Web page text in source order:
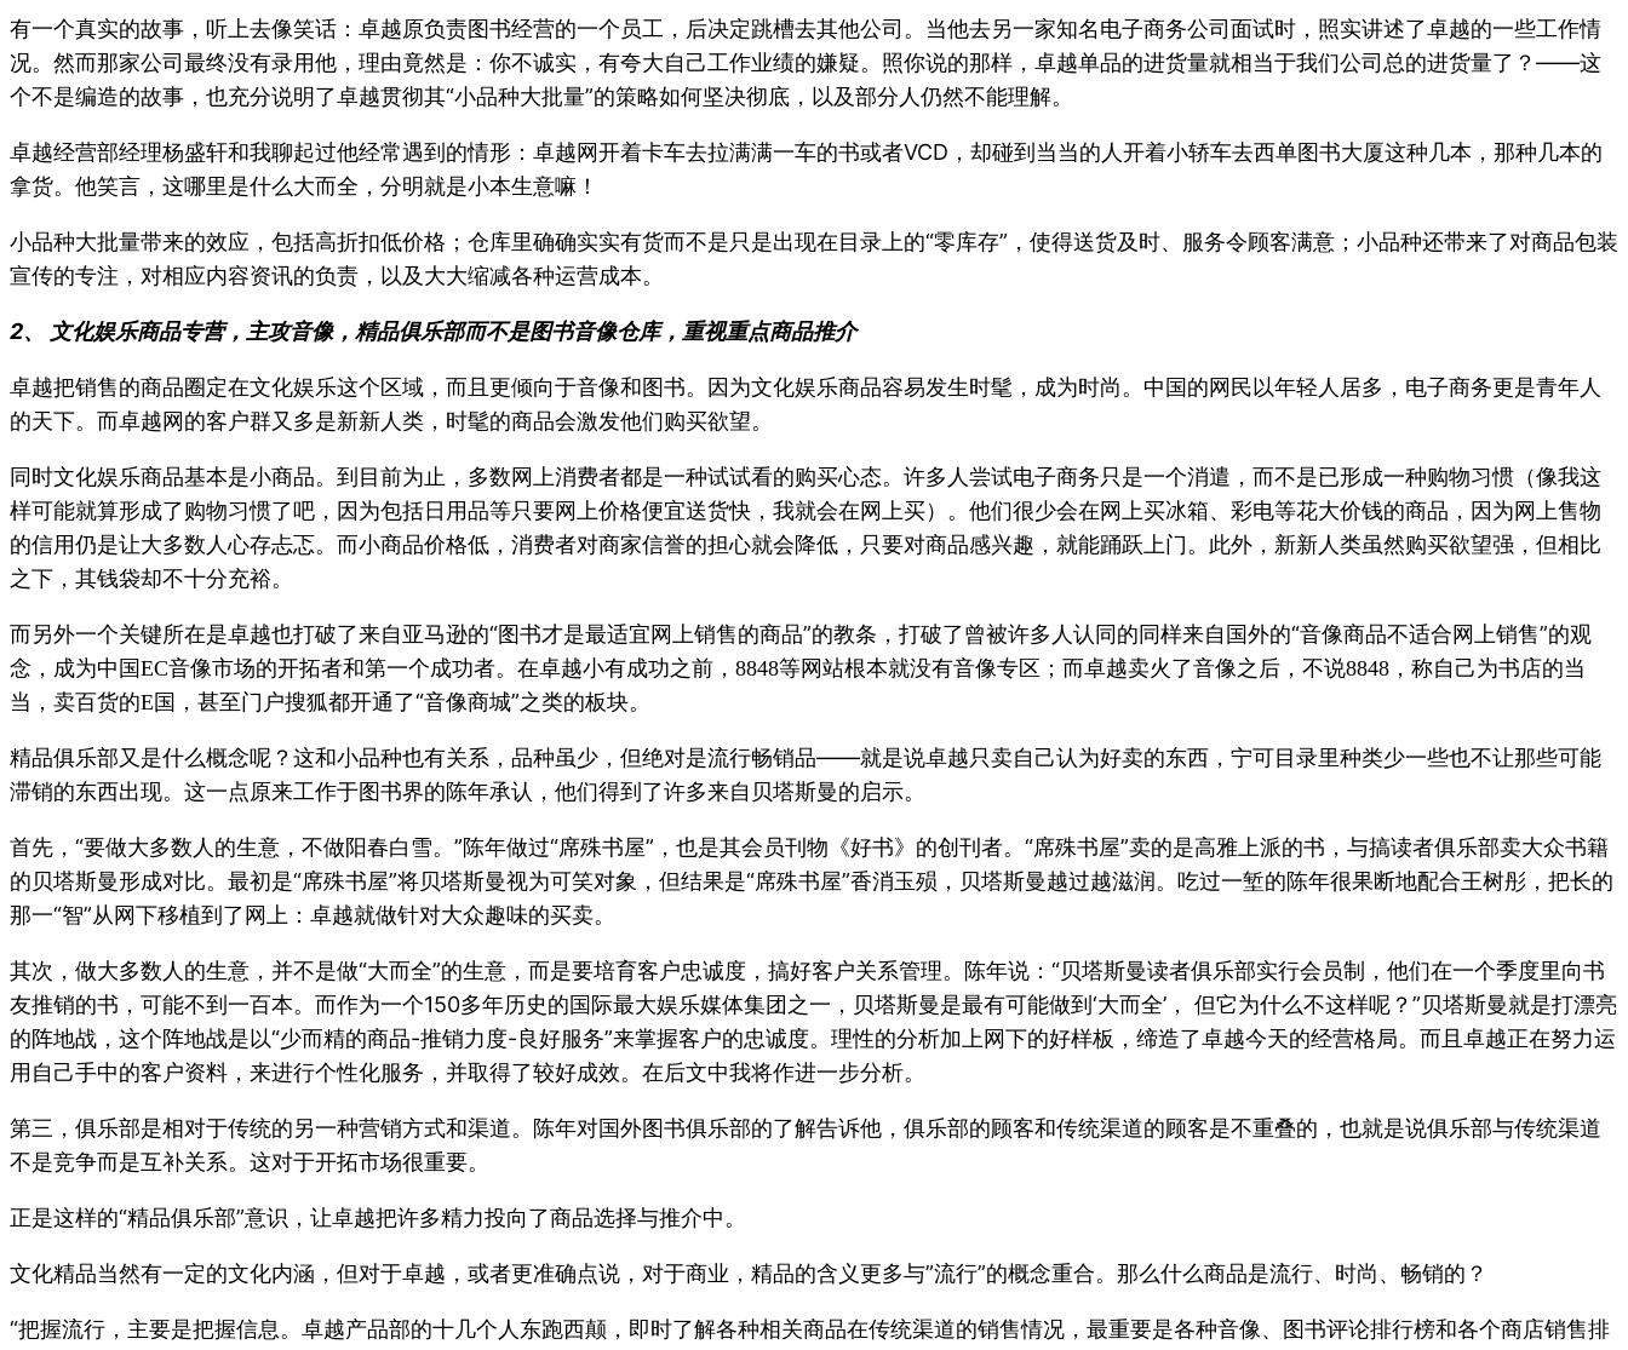
有一个真实的故事，听上去像笑话：卓越原负责图书经营的一个员工，后决定跳槽去其他公司。当他去另一家知名电子商务公司面试时，照实讲述了卓越的一些工作情
况。然而那家公司最终没有录用他，理由竟然是：你不诚实，有夸大自己工作业绩的嫌疑。照你说的那样，卓越单品的进货量就相当于我们公司总的进货量了？——这
个不是编造的故事，也充分说明了卓越贯彻其“小品种大批量”的策略如何坚决彻底，以及部分人仍然不能理解。
卓越经营部经理杨盛轩和我聊起过他经常遇到的情形：卓越网开着卡车去拉满满一车的书或者VCD，却碰到当当的人开着小轿车去西单图书大厦这种几本，那种几本的
拿货。他笑言，这哪里是什么大而全，分明就是小本生意嘛！
小品种大批量带来的效应，包括高折扣低价格；仓库里确确实实有货而不是只是出现在目录上的“零库存”，使得送货及时、服务令顾客满意；小品种还带来了对商品包装
宣传的专注，对相应内容资讯的负责，以及大大缩减各种运营成本。
2、 文化娱乐商品专营，主攻音像，精品俱乐部而不是图书音像仓库，重视重点商品推介
卓越把销售的商品圈定在文化娱乐这个区域，而且更倾向于音像和图书。因为文化娱乐商品容易发生时髦，成为时尚。中国的网民以年轻人居多，电子商务更是青年人
的天下。而卓越网的客户群又多是新新人类，时髦的商品会激发他们购买欲望。
同时文化娱乐商品基本是小商品。到目前为止，多数网上消费者都是一种试试看的购买心态。许多人尝试电子商务只是一个消遣，而不是已形成一种购物习惯（像我这
样可能就算形成了购物习惯了吧，因为包括日用品等只要网上价格便宜送货快，我就会在网上买）。他们很少会在网上买冰箱、彩电等花大价钱的商品，因为网上售物
的信用仍是让大多数人心存忐忑。而小商品价格低，消费者对商家信誉的担心就会降低，只要对商品感兴趣，就能踊跃上门。此外，新新人类虽然购买欲望强，但相比
之下，其钱袋却不十分充裕。
而另外一个关键所在是卓越也打破了来自亚马逊的“图书才是最适宜网上销售的商品”的教条，打破了曾被许多人认同的同样来自国外的“音像商品不适合网上销售”的观
念，成为中国EC音像市场的开拓者和第一个成功者。在卓越小有成功之前， 8848等网站根本就没有音像专区；而卓越卖火了音像之后，不说8848 ，称自己为书店的当
当，卖百货的E国，甚至门户搜狐都开通了“音像商城”之类的板块。
精品俱乐部又是什么概念呢？这和小品种也有关系，品种虽少，但绝对是流行畅销品——就是说卓越只卖自己认为好卖的东西，宁可目录里种类少一些也不让那些可能
滞销的东西出现。这一点原来工作于图书界的陈年承认，他们得到了许多来自贝塔斯曼的启示。
首先，“要做大多数人的生意，不做阳春白雪。”陈年做过“席殊书屋”，也是其会员刊物《好书》的创刊者。“席殊书屋”卖的是高雅上派的书，与搞读者俱乐部卖大众书籍
的贝塔斯曼形成对比。最初是“席殊书屋”将贝塔斯曼视为可笑对象，但结果是“席殊书屋”香消玉殒，贝塔斯曼越过越滋润。吃过一堑的陈年很果断地配合王树彤，把长的
那一“智”从网下移植到了网上：卓越就做针对大众趣味的买卖。
其次，做大多数人的生意，并不是做“大而全”的生意，而是要培育客户忠诚度，搞好客户关系管理。陈年说：“贝塔斯曼读者俱乐部实行会员制，他们在一个季度里向书
友推销的书，可能不到一百本。而作为一个150多年历史的国际最大娱乐媒体集团之一，贝塔斯曼是最有可能做到‘大而全’， 但它为什么不这样呢？”贝塔斯曼就是打漂亮
的阵地战，这个阵地战是以“少而精的商品-推销力度-良好服务”来掌握客户的忠诚度。理性的分析加上网下的好样板，缔造了卓越今天的经营格局。而且卓越正在努力运
用自己手中的客户资料，来进行个性化服务，并取得了较好成效。在后文中我将作进一步分析。
第三，俱乐部是相对于传统的另一种营销方式和渠道。陈年对国外图书俱乐部的了解告诉他，俱乐部的顾客和传统渠道的顾客是不重叠的，也就是说俱乐部与传统渠道
不是竞争而是互补关系。这对于开拓市场很重要。
正是这样的“精品俱乐部”意识，让卓越把许多精力投向了商品选择与推介中。
文化精品当然有一定的文化内涵，但对于卓越，或者更准确点说，对于商业，精品的含义更多与”流行”的概念重合。那么什么商品是流行、时尚、畅销的？
“把握流行，主要是把握信息。卓越产品部的十几个人东跑西颠，即时了解各种相关商品在传统渠道的销售情况，最重要是各种音像、图书评论排行榜和各个商店销售排